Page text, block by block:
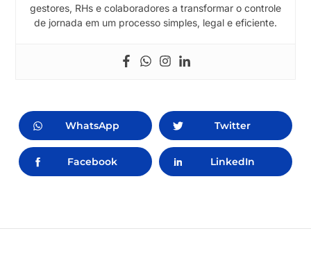
gestores, RHs e colaboradores a transformar o controle
de jornada em um processo simples, legal e eficiente.
WhatsApp Twitter
Facebook LinkedIn